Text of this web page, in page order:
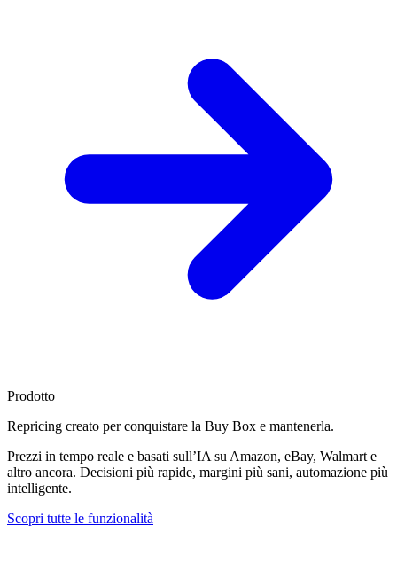
Prodotto
Repricing creato perconquistare la Buy Box e mantenerla.
Prezzi in tempo reale e basati sull’IA su Amazon, eBay, Walmart e
altro ancora. Decisioni più rapide, margini più sani, automazione più
intelligente.
Scopri tutte le funzionalità